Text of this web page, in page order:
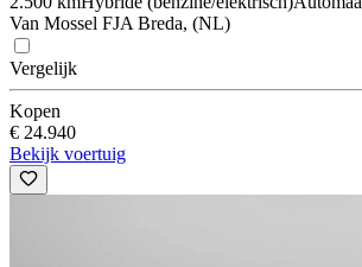
Van Mossel FJA Breda, (NL)
Vergelijk
Kopen
€ 24.940
Bekijk voertuig